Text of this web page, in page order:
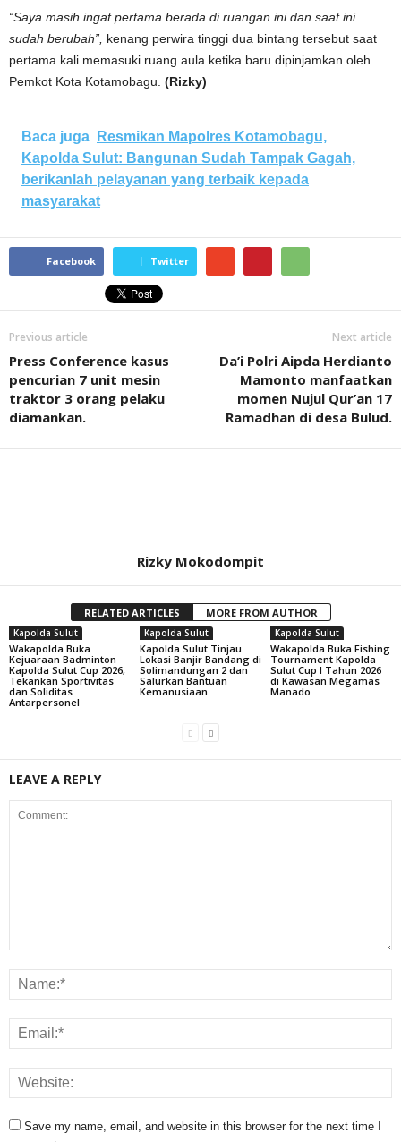
“Saya masih ingat pertama berada di ruangan ini dan saat ini
sudah berubah”, kenang perwira tinggi dua bintang tersebut saat
pertama kali memasuki ruang aula ketika baru dipinjamkan oleh
Pemkot Kota Kotamobagu. (Rizky)
Baca juga
Resmikan Mapolres Kotamobagu,
Kapolda Sulut: Bangunan Sudah Tampak Gagah,
berikanlah pelayanan yang terbaik kepada
masyarakat
Facebook Twitter
Previous article
Press Conference kasus
pencurian 7 unit mesin
traktor 3 orang pelaku
diamankan.
Next article
Da’i Polri Aipda Herdianto
Mamonto manfaatkan
momen Nujul Qur’an 17
Ramadhan di desa Bulud.
Rizky Mokodompit
RELATED ARTICLES MORE FROM AUTHOR
Kapolda Sulut
Wakapolda Buka
Kejuaraan Badminton
Kapolda Sulut Cup 2026,
Tekankan Sportivitas
dan Soliditas
Antarpersonel
Kapolda Sulut
Kapolda Sulut Tinjau
Lokasi Banjir Bandang di
Solimandungan 2 dan
Salurkan Bantuan
Kemanusiaan
Kapolda Sulut
Wakapolda Buka Fishing
Tournament Kapolda
Sulut Cup I Tahun 2026
di Kawasan Megamas
Manado
LEAVE A REPLY
Save my name, email, and website in this browser for the next time I